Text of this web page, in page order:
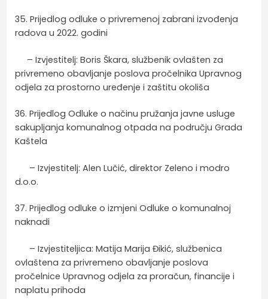
35. Prijedlog odluke o privremenoj zabrani izvođenja
radova u 2022. godini
– Izvjestitelj: Boris Škara, službenik ovlašten za
privremeno obavljanje poslova pročelnika Upravnog
odjela za prostorno uređenje i zaštitu okoliša
36. Prijedlog Odluke o načinu pružanja javne usluge
sakupljanja komunalnog otpada na području Grada
Kaštela
– Izvjestitelj: Alen Lučić, direktor Zeleno i modro
d.o.o.
37. Prijedlog odluke o izmjeni Odluke o komunalnoj
naknadi
– Izvjestiteljica: Matija Marija Đikić, službenica
ovlaštena za privremeno obavljanje poslova
pročelnice Upravnog odjela za proračun, financije i
naplatu prihoda